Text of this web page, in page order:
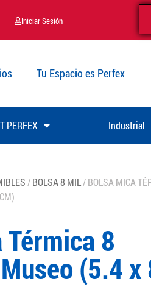
Iniciar Sesión
Tu Espacio es Perfex
PERFEX Industrial
/BOLSA 8 MIL/ BOLSA MICA
8
(5.4 x